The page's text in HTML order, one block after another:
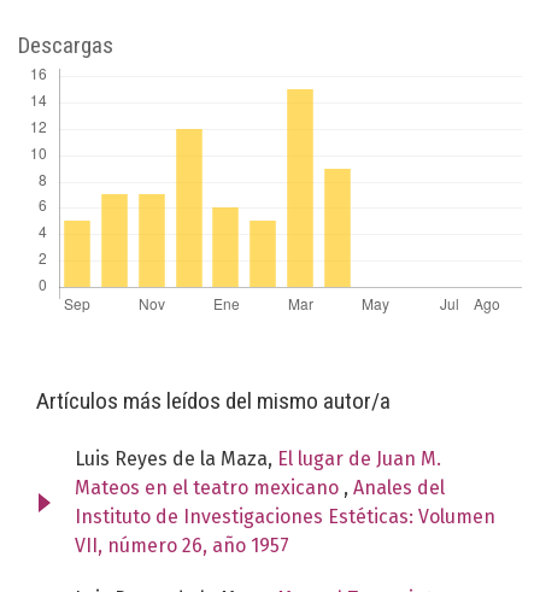
Descargas
Artículos más leídos del mismo autor/a
Luis Reyes de la Maza, El lugar de Juan M.
Mateos en el teatro mexicano , Anales del
Instituto de Investigaciones Estéticas: Volumen
VII, número 26, año 1957